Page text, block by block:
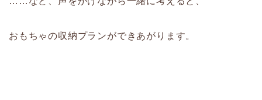
おもちゃの収納プランができあがります。